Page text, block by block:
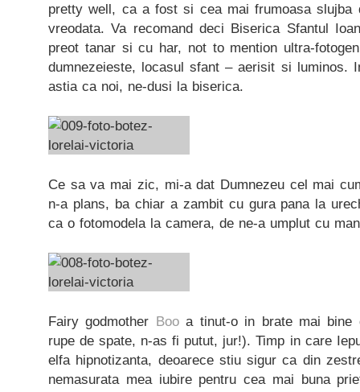
pretty well, ca a fost si cea mai frumoasa slujba
vreodata. Va recomand deci Biserica Sfantul
preot tanar si cu har, not to mention ultra-
dumnezeieste, locasul sfant – aerisit si luminos.
astia ca noi, ne-dusi la biserica.
Ce sa va mai zic, mi-a dat Dumnezeu cel mai
n-a plans, ba chiar a zambit cu gura pana la
ca o fotomodela la camera, de ne-a umplut cu
Fairy godmother Booa tinut-o in brate mai bine
rupe de spate, n-as fi putut, jur!). Timp in care
elfa hipnotizanta, deoarece stiu sigur ca din
nemasurata mea iubire pentru cea mai buna